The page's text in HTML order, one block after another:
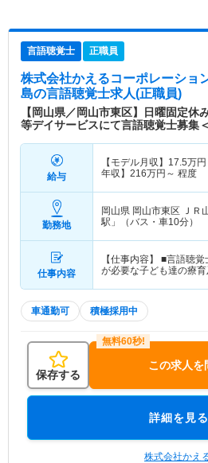
言語聴覚士 正職員
株式会社かえるコーポレーショ
島の言語聴覚士求人(正職員)
【岡山県／岡山市東区】日曜固定休
等デイサービスにて言語聴覚士募集
給与
【モデル月収】 17.5万円
年収】 216万円～ 程度
勤務地
岡山県 岡山市東区 ＪＲ
駅」（バス・車10分）
仕事内容
【仕事内容】 ■言語聴
が必要な子ども達の療
車通勤可 積極採用中
保存する
この求人を
詳細を見る
株式会社かえ